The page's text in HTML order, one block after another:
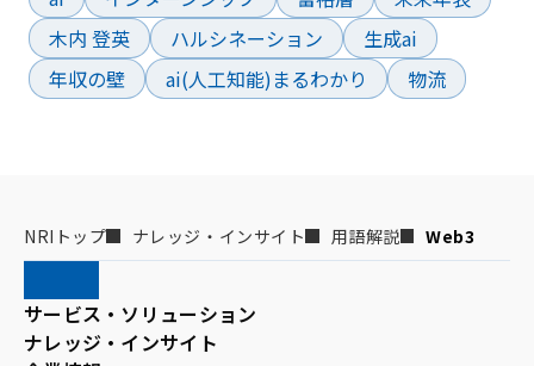
木内 登英
ハルシネーション
生成ai
年収の壁
ai(人工知能)まるわかり 物流
NRIトップ ナレッジ・インサイト 用語解説 Web3
サービス・ソリューション
ナレッジ・インサイト